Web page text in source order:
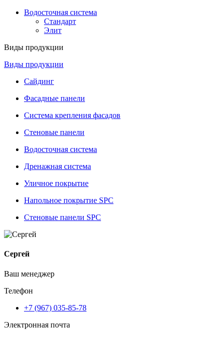
Водосточная система
Стандарт
Элит
Виды продукции
Виды продукции
Сайдинг
Фасадные панели
Система крепления фасадов
Стеновые панели
Водосточная система
Дренажная система
Уличное покрытие
Напольное покрытие SPC
Стеновые панели SPC
Сергей
Ваш менеджер
Телефон
+7 (967) 035-85-78
Электронная почта